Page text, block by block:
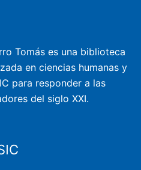
Tomás es una biblioteca
en ciencias humanas y
para responder a las
del siglo XXI.